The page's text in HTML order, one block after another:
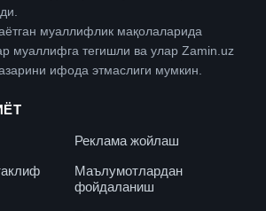
муаллифлик мақолаларида
муаллифга тегишли ва улар Zamin.uz
ифода этмаслиги мумкин.
Реклама жойлаш
Маълумотлардан
фойдаланиш